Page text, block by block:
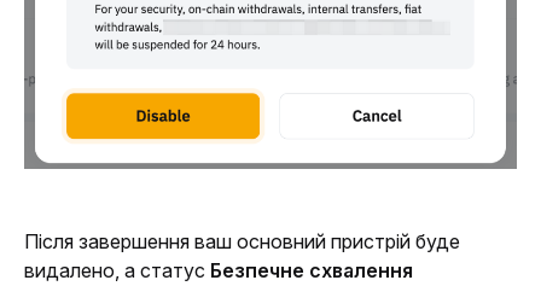
Після завершення ваш основний пристрій буде
видалено, а статус Безпечне схвалення